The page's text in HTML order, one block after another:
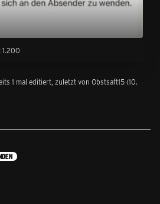
1.200
1 mal editiert, zuletzt von Obstsaft15(10.